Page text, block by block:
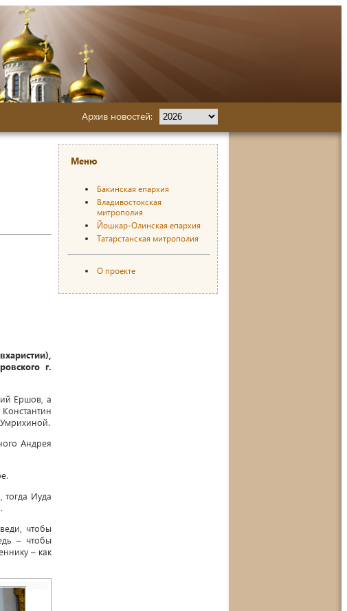
Архив новостей:
г.
Ершов, а
Андрея
тогда Иуда
чтобы
– чтобы
– как
Меню
Бакинская епархия
Владивостокская
митрополия
Йошкар-Олинская епархия
Татарстанская митрополия
О проекте